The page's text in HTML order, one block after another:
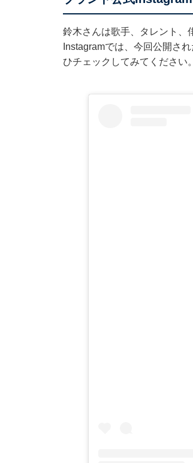
鈴木さんは歌手、タレント、
Instagramでは、今回公開さ
ひチェックしてみてください。